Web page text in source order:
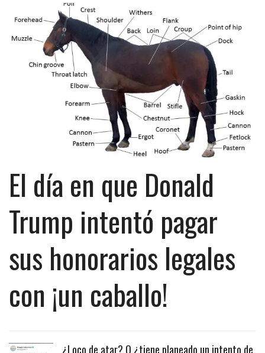
El día en que Donald
Trump intentó pagar
sus honorarios legales
con ¡un caballo!
¿Loco de atar? O ¿tiene planeado un intento de